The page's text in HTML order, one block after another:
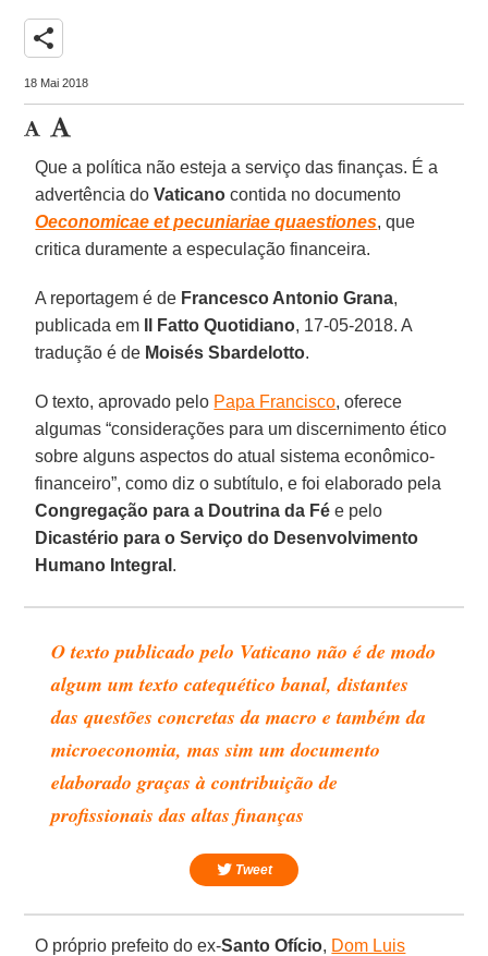
share
18 Mai 2018
Que a política não esteja a serviço das finanças. É a
advertência doVaticano contida no documento
Oeconomicae et pecuniariae quaestiones, que
critica duramente a especulação financeira.
A reportagem é de Francesco Antonio Grana,
publicada em
Il Fatto Quotidiano, 17-05-2018. A
tradução é de Moisés Sbardelotto.
O texto, aprovado pelo Papa Francisco, oferece
algumas “considerações para um discernimento ético
sobre alguns aspectos do atual sistema econômico-
financeiro”, como diz o subtítulo, e foi elaborado pela
Congregação para a Doutrina da Fé e pelo
Dicastério para o Serviço do Desenvolvimento
Humano Integral .
O texto publicado pelo Vaticano não é de modo
algum um texto catequético banal, distantes
das questões concretas da macro e também da
microeconomia, mas sim um documento
elaborado graças à contribuição de
profissionais das altas finanças
Tweet
O próprio prefeito do ex-Santo Ofício, Dom Luis